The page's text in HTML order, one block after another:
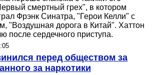
смертный грех", в котором
Фрэнк Синатра, "Герои Келли" с
"Воздушная дорога в Китай". Хаттон
после сердечного приступа.
перед обществом за
за наркотики